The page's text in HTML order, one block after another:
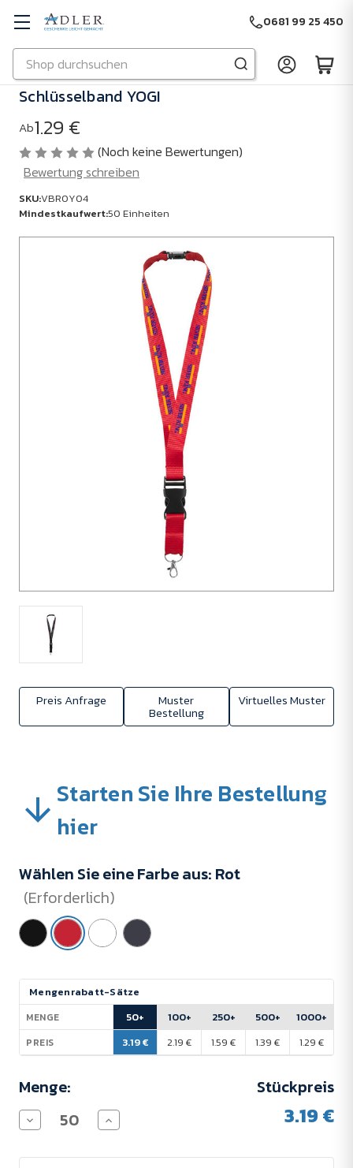
Zu Hauptinhalt springen
Suchen
0681 99 25 450
Preis Anfrage Muster
Bestellung
Virtuelles Muster
Schlüsselband YOGI
Ab1.29 €
(Noch keine Bewertungen)
Bewertung schreiben
SKU:VBR0Y04
Mindestkaufwert:50 Einheiten
Starten Sie Ihre Bestellung
hier
Wählen Sie eine Farbe aus: Rot
(Erforderlich)
Aktueller
Lagerbestand:
Mengenrabatt-Sätze
MENGE
PREIS
50+
3.19 €
100+
2.19 €
250+
1.59 €
500+
1.39 €
1000+
1.29 €
Menge:
Menge
von
YOGI
Menge
von
YOGI
Stückpreis
3.19 €